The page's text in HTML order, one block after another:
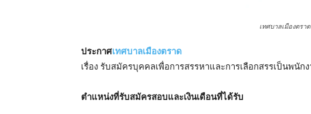
เทศบาลเมืองตราด
ประกาศเทศบาลเมืองตราด
เรื่อง รับสมัครบุคคลเพื่อการสรรหาและการเลือกสรรเป็นพนั
ตําแหน่งที่รับสมัครสอบและเงินเดือนที่ได้รับ